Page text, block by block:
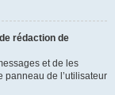
rédaction de
et de les
panneau de l’utilisateur